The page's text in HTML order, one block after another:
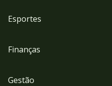
Esportes
Finanças
Gestão